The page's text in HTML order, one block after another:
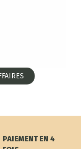
PAIEMENT EN 4